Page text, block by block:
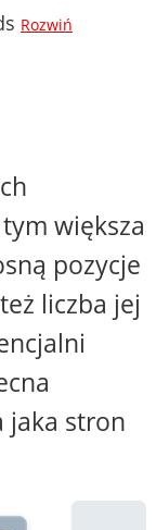
Rozwiń
większa
pozycje
liczba jej
jaka stron